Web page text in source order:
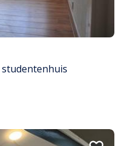
studentenhuis